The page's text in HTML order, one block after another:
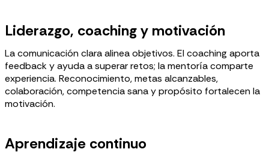
Liderazgo, coaching y motivación
La comunicación clara alinea objetivos. El coaching aporta
feedback y ayuda a superar retos; la mentoría comparte
experiencia. Reconocimiento, metas alcanzables,
colaboración, competencia sana y propósito fortalecen la
motivación.
Aprendizaje continuo